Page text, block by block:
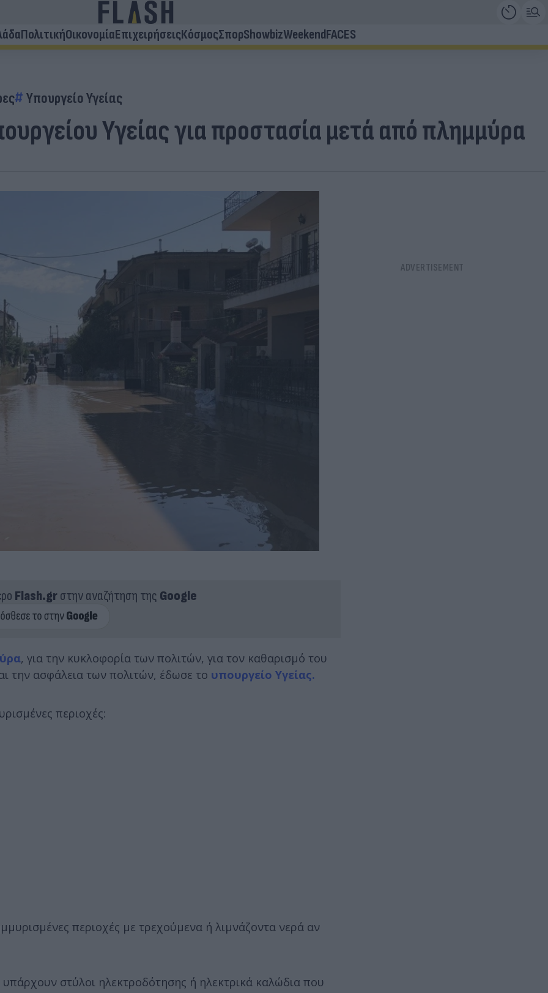
ΠολιτικήΟικονομίαΕπιχειρήσειςΚόσμοςΣπορShowbizWeekendFACES
Υπουργείο Υγείας
Υγείας για προστασία μετά από πλημμύρα
Flash.grστην αναζήτηση της Google
, για την κυκλοφορία των πολιτών, για τον καθαρισμό του
την ασφάλεια των πολιτών, έδωσε το υπουργείο Υγείας.
περιοχές:
περιοχές με τρεχούμενα ή λιμνάζοντα νερά αν
στύλοι ηλεκτροδότησης ή ηλεκτρικά καλώδια που